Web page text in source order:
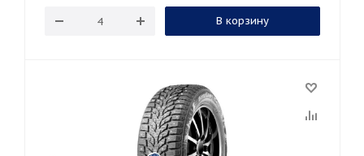
В корзину